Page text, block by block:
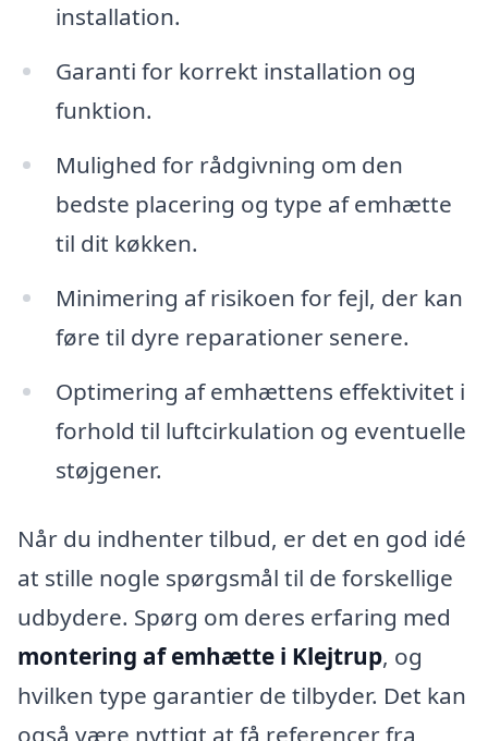
installation.
Garanti for korrekt installation og
funktion.
Mulighed for rådgivning om den
bedste placering og type af emhætte
til dit køkken.
Minimering af risikoen for fejl, der kan
føre til dyre reparationer senere.
Optimering af emhættens effektivitet i
forhold til luftcirkulation og eventuelle
støjgener.
Når du indhenter tilbud, er det en god idé
at stille nogle spørgsmål til de forskellige
udbydere. Spørg om deres erfaring med
montering af emhætte i Klejtrup, og
hvilken type garantier de tilbyder. Det kan